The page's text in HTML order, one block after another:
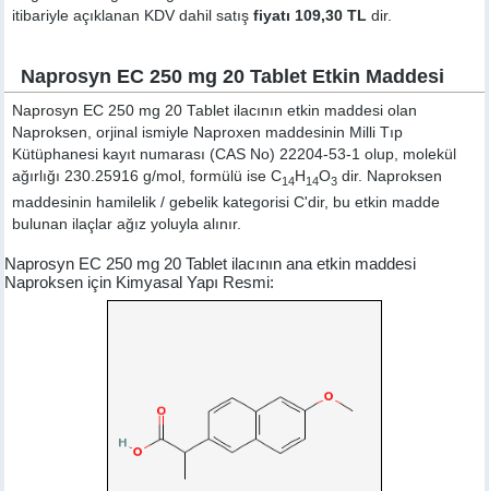
itibariyle açıklanan KDV dahil satışfiyatı 109,30 TL dir.
Naprosyn EC 250 mg 20 Tablet Etkin Maddesi
Naprosyn EC 250 mg 20 Tablet ilacının etkin maddesi olan
Naproksen, orjinal ismiyle Naproxen maddesinin Milli Tıp
Kütüphanesi kayıt numarası (CAS No) 22204-53-1 olup, molekül
ağırlığı 230.25916 g/mol, formülü ise C14H 14O3 dir. Naproksen
maddesinin hamilelik / gebelik kategorisi C'dir, bu etkin madde
bulunan ilaçlar ağız yoluyla alınır.
Naprosyn EC 250 mg 20 Tablet ilacının ana etkin maddesi
Naproksen için Kimyasal Yapı Resmi: